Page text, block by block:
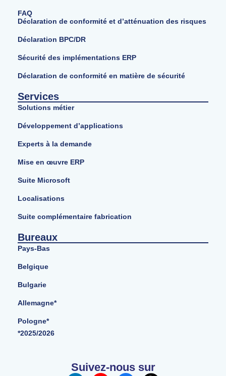
FAQ
Déclaration de conformité et d’atténuation des risques
Déclaration BPC/DR
Sécurité des implémentations ERP
Déclaration de conformité en matière de sécurité
Services
Solutions métier
Développement d’applications
Experts à la demande
Mise en œuvre ERP
Suite Microsoft
Localisations
Suite complémentaire fabrication
Bureaux
Pays-Bas
Belgique
Bulgarie
Allemagne*
Pologne*
*2025/2026
Suivez-nous sur